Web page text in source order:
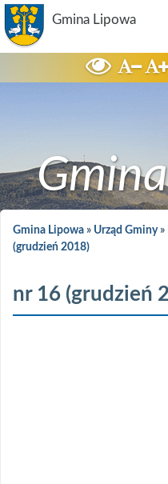
Gmina Lipowa
Gmina Lipowa » Urząd Gminy»
(grudzień 2018)
nr 16 (grudzień